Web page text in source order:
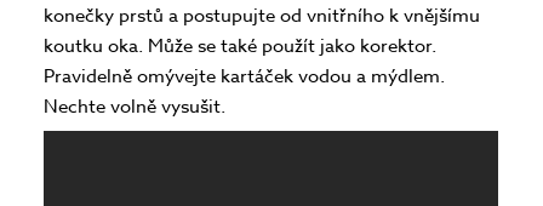
konečky prstů a postupujte od vnitřního k vnějšímu
koutku oka. Může se také použít jako korektor.
Pravidelně omývejte kartáček vodou a mýdlem.
Nechte volně vysušit.